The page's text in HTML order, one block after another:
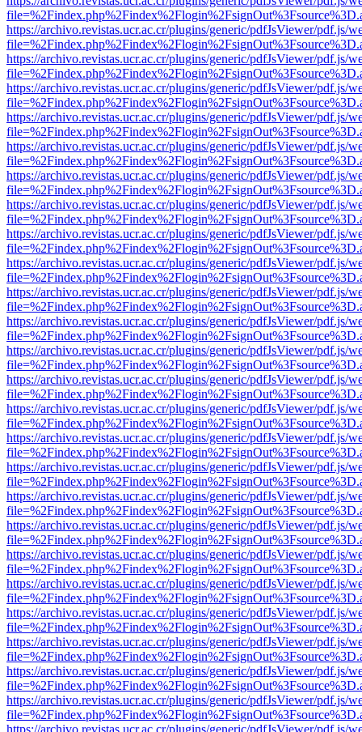
https://archivo.revistas.ucr.ac.cr/plugins/generic/pdfJsViewer/pdf.js/
https://archivo.revistas.ucr.ac.cr/plugins/generic/pdfJsViewer/pdf.js/
https://archivo.revistas.ucr.ac.cr/plugins/generic/pdfJsViewer/pdf.js/
https://archivo.revistas.ucr.ac.cr/plugins/generic/pdfJsViewer/pdf.js/
https://archivo.revistas.ucr.ac.cr/plugins/generic/pdfJsViewer/pdf.js/
https://archivo.revistas.ucr.ac.cr/plugins/generic/pdfJsViewer/pdf.js/
https://archivo.revistas.ucr.ac.cr/plugins/generic/pdfJsViewer/pdf.js/
https://archivo.revistas.ucr.ac.cr/plugins/generic/pdfJsViewer/pdf.js/
https://archivo.revistas.ucr.ac.cr/plugins/generic/pdfJsViewer/pdf.js/
https://archivo.revistas.ucr.ac.cr/plugins/generic/pdfJsViewer/pdf.js/
https://archivo.revistas.ucr.ac.cr/plugins/generic/pdfJsViewer/pdf.js/
https://archivo.revistas.ucr.ac.cr/plugins/generic/pdfJsViewer/pdf.js/
https://archivo.revistas.ucr.ac.cr/plugins/generic/pdfJsViewer/pdf.js/
https://archivo.revistas.ucr.ac.cr/plugins/generic/pdfJsViewer/pdf.js/
https://archivo.revistas.ucr.ac.cr/plugins/generic/pdfJsViewer/pdf.js/
https://archivo.revistas.ucr.ac.cr/plugins/generic/pdfJsViewer/pdf.js/
https://archivo.revistas.ucr.ac.cr/plugins/generic/pdfJsViewer/pdf.js/
https://archivo.revistas.ucr.ac.cr/plugins/generic/pdfJsViewer/pdf.js/
https://archivo.revistas.ucr.ac.cr/plugins/generic/pdfJsViewer/pdf.js/
https://archivo.revistas.ucr.ac.cr/plugins/generic/pdfJsViewer/pdf.js/
https://archivo.revistas.ucr.ac.cr/plugins/generic/pdfJsViewer/pdf.js/
https://archivo.revistas.ucr.ac.cr/plugins/generic/pdfJsViewer/pdf.js/
https://archivo.revistas.ucr.ac.cr/plugins/generic/pdfJsViewer/pdf.js/
https://archivo.revistas.ucr.ac.cr/plugins/generic/pdfJsViewer/pdf.js/
https://archivo.revistas.ucr.ac.cr/plugins/generic/pdfJsViewer/pdf.js/